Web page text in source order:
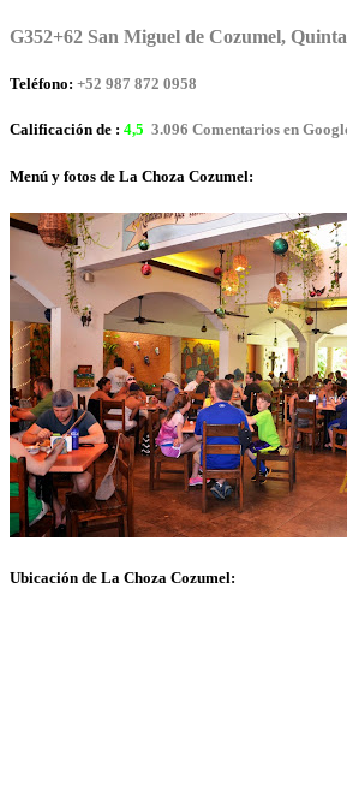
G352+62 San Miguel de Cozumel,
Teléfono: +52 987 872 0958
Calificación de : 4,5 3.096 Comentarios en
Menú y fotos de La Choza Cozumel:
Ubicación de La Choza Cozumel: